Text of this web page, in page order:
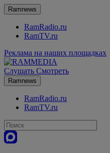
Ramnews
RamRadio.ru
RamTV.ru
Реклама на наших площадках
Слушать Смотреть
Ramnews
RamRadio.ru
RamTV.ru